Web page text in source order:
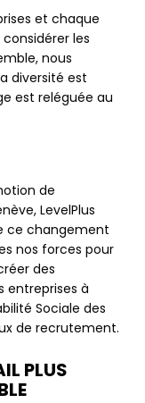
et chaque
les
nous
diversité est
est reléguée au
de
LevelPlus
ce changement
nos forces pour
des
entreprises à
Sociale des
de recrutement.
PLUS